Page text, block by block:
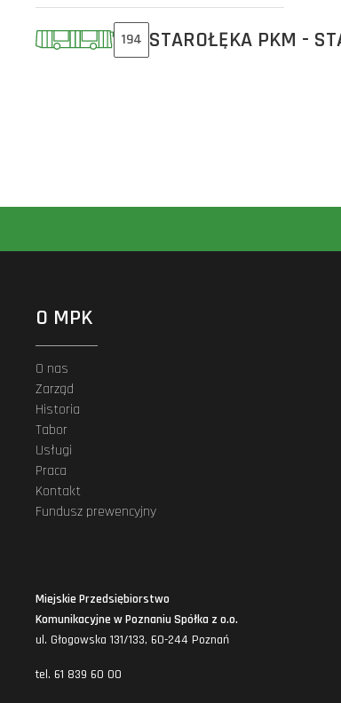
194 STAROŁĘKA PKM -
O MPK
O nas
Zarząd
Historia
Tabor
Usługi
Praca
Kontakt
Fundusz prewencyjny
Miejskie Przedsiębiorstwo
Komunikacyjne w Poznaniu Spółka z o.o.
ul. Głogowska 131/133, 60-244 Poznań
tel. 61 839 60 00